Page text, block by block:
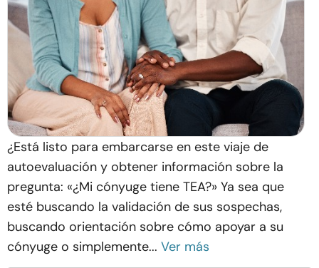
¿Está listo para embarcarse en este viaje de
autoevaluación y obtener información sobre la
pregunta: «¿Mi cónyuge tiene TEA?» Ya sea que
esté buscando la validación de sus sospechas,
buscando orientación sobre cómo apoyar a su
cónyuge o simplemente... Ver más